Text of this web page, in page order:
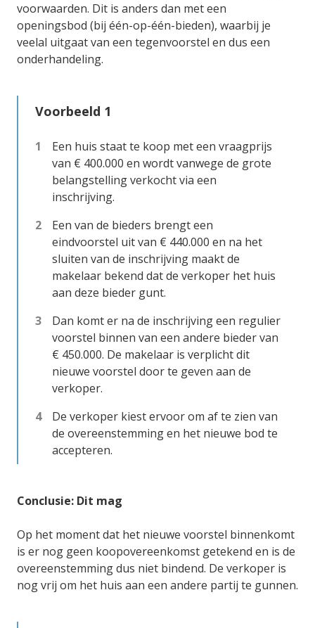
voorwaarden. Dit is anders dan met een
openingsbod (bij één-op-één-bieden), waarbij je
veelal uitgaat van een tegenvoorstel en dus een
onderhandeling.
Voorbeeld 1
Een huis staat te koop met een vraagprijs
van € 400.000 en wordt vanwege de grote
belangstelling verkocht via een
inschrijving.
Een van de bieders brengt een
eindvoorstel uit van € 440.000 en na het
sluiten van de inschrijving maakt de
makelaar bekend dat de verkoper het huis
aan deze bieder gunt.
Dan komt er na de inschrijving een regulier
voorstel binnen van een andere bieder van
€ 450.000. De makelaar is verplicht dit
nieuwe voorstel door te geven aan de
verkoper.
De verkoper kiest ervoor om af te zien van
de overeenstemming en het nieuwe bod te
accepteren.
Conclusie: Dit mag
Op het moment dat het nieuwe voorstel binnenkomt
is er nog geen koopovereenkomst getekend en is de
overeenstemming dus niet bindend. De verkoper is
nog vrij om het huis aan een andere partij te gunnen.